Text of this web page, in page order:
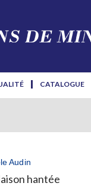
CATALOGUE
Audin
hantée